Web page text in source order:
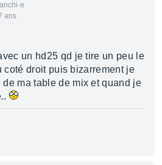
ans
un hd25 qd je tire un peu le
coté droit puis bizarrement je
ma table de mix et quand je